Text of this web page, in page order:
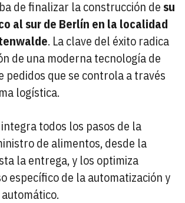
de finalizar la construcción de su
al sur de Berlín en la localidad
. La clave del éxito radica
de una moderna tecnología de
pedidos que se controla a través
logística.
todos los pasos de la
de alimentos, desde la
la entrega, y los optimiza
específico de la automatización y